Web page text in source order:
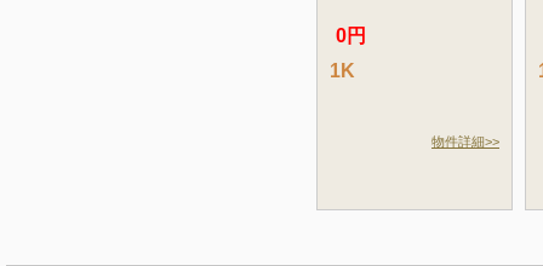
0円
1K
物件詳細>>